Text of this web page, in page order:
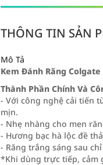
THÔNG TIN SẢN
Mô Tả
Kem Đánh Răng
Thành Phần Chính Và
- Với công nghệ cải tiến
mịn.
- Nhẹ nhàng cho men
- Hương bạc hà lộc đề
- Răng trắng sáng sau
*Khi dùng trực tiếp, cảm